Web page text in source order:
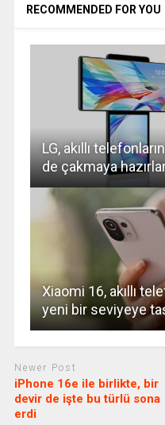
RECOMMENDED FOR YOU
LG, akıllı
de çakmaya
Xiaomi 16, akıllı
yeni bir seviyeye
Newer Post
iPhone 16e ile birlikte, bir
devir de işte bu türlü sona
erdi